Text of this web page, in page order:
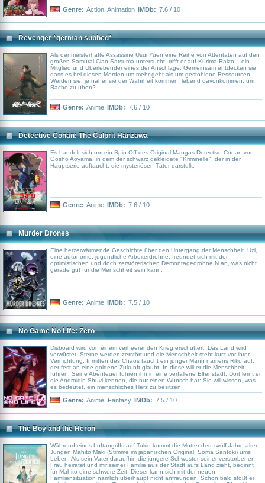
Genre: Action Animation IMDb: 7.6 / 10
Revenger *german subbed*
Als der meisterhafte Assassine Usui Yuen eine Reihe von Attentaten auf den
großen Samurai-Clan Satsuma untersucht, trifft er auf Kurima Raizo – ein
Mitglied und Überlebender eines der Anschläge. Gemeinsam entdecken sie,
dass es bei diesen Morden um mehr geht als um gestohlene Ressourcen.
Werden sie, je näher sie der Wahrheit kommen, lebend davonkommen, um
Rache zu üben?
Genre: Anime IMDb: 7.6 / 10
Detective Conan: The Culprit Hanzawa
Es handelt sich um ein Spin-Off des Original-Mangas Detective Conan von
Gosho Aoyama, in dem der schwarz gekleidete "Kriminelle", der in der
Hauptserie auftaucht, die mysteriösen Täter darstellt.
Genre: Anime IMDb: 7.6 / 10
Murder Drones
Eine herzerwärmende Geschichte über den Untergang der Menschheit. Uzi,
eine autonome, jugendliche Arbeiterdrohne, freundet sich mit der
optimistischen und doch zerstörerischen Demontagedrohne N an, was nicht
gerade gut für die Menschheit sein kann.
Genre: Anime IMDb: 7.5 / 10
No Game No Life: Zero
Disboard wird von einem verheerenden Krieg erschüttert. Das Land wird
verwüstet, Sterne werden zerstört und die Menschheit steht kurz vor ihrer
Vernichtung. Inmitten des Chaos taucht ein junger Mann namens Riku auf,
der fest an eine goldene Zukunft glaubt. In diese will er die Menschheit
führen. Seine Abenteuer führen ihn in eine verfallene Elfenstadt. Dort lernt er
die Androidin Shuvi kennen, die nur einen Wunsch hat: Sie will wissen, was
es bedeutet, ein menschliches Herz zu besitzen.
Genre: Anime Fantasy IMDb: 7.5 / 10
The Boy and the Heron
Während eines Luftangriffs auf Tokio kommt die Mutter des zwölf Jahre alten
Jungen Mahito Maki (Stimme im japanischen Original: Soma Santoki) ums
Leben. Als sein Vater daraufhin die jüngere Schwester seiner verstorbenen
Frau heiratet und mir seiner Familie aus der Stadt aufs Land zieht, beginnt
für Mahito eine schwere Zeit. Dieser kann sich mit der neuen
Familiensituation nämlich überhaupt nicht anfreunden. Schon bald stößt er